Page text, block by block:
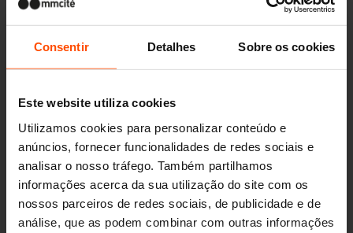
Consentir Detalhes Sobre os cookies
Este website utiliza cookies
Utilizamos cookies para personalizar conteúdo e
anúncios, fornecer funcionalidades de redes sociais e
analisar o nosso tráfego. Também partilhamos
informações acerca da sua utilização do site com os
nossos parceiros de redes sociais, de publicidade e de
análise, que as podem combinar com outras informações